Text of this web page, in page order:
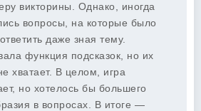
викторины. Однако, иногда
вопросы, на которые было
даже зная тему.
функция подсказок, но их
хватает. В целом, игра
но хотелось бы большего
в вопросах. В итоге —